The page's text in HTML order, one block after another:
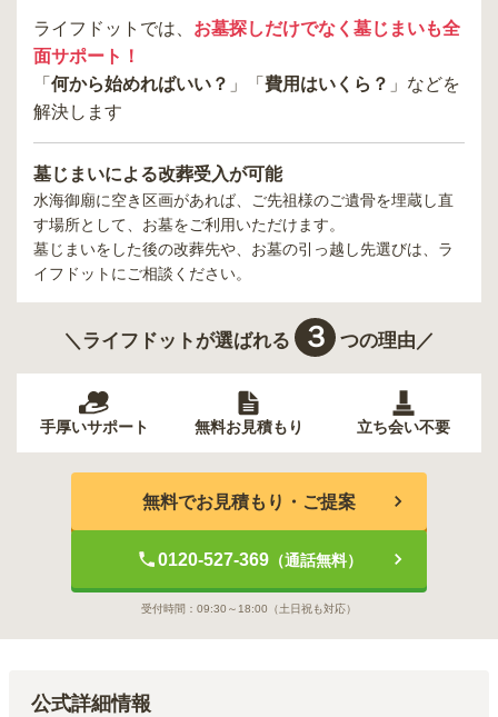
ライフドットでは、 お墓探しだけでなく墓じまいも全
面サポート！
「 何から始めればいい？ 」「 費用はいくら？ 」などを
解決します
墓じまいによる改葬受入が可能
水海御廟に空き区画があれば、ご先祖様のご遺骨を埋蔵し直
す場所として、お墓をご利用いただけます。
墓じまいをした後の改葬先や、お墓の引っ越し先選びは、ラ
イフドットにご相談ください。
＼ライフドットが選ばれる ３ つの理由／
手厚いサポート 無料お見積もり 立ち会い不要
無料でお見積もり・ご提案
0120-527-369（通話無料）
受付時間： 09:30～18:00 （土日祝も対応）
公式詳細情報